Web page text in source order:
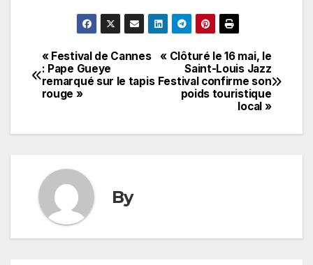
Navigation
de
« Clôturé le 16 mai, le
Saint-Louis Jazz
Festival confirme son
poids touristique
local »
« Festival de Cannes
: Pape Gueye
remarqué sur le tapis
rouge »
By